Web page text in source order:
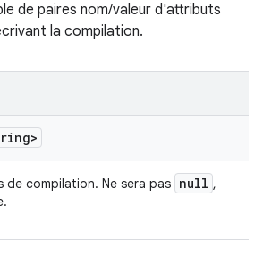
de paires nom/valeur d'attributs
la compilation.
de compilation. Ne sera pas null ,